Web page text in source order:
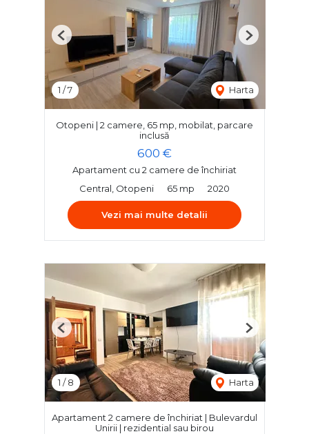
1 /7 Harta
Previous Next
Otopeni | 2 camere, 65 mp, mobilat, parcare
inclusă
600 €
Apartament cu 2 camere de închiriat
Central, Otopeni
65 mp 2020
Vezi mai multe detalii
1 /8 Harta
Previous Next
Apartament 2 camere de închiriat | Bulevardul
Unirii | rezidential sau birou